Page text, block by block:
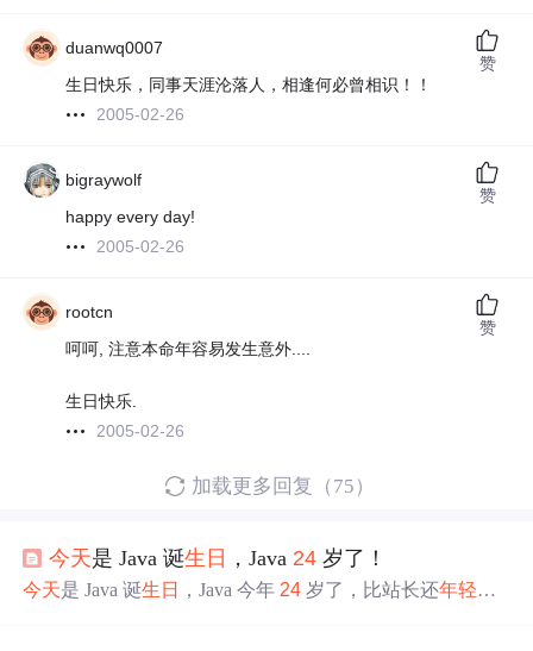
duanwq0007
生日快乐，同事天涯沦落人，相逢何必曾相识！！
2005-02-26
赞
bigraywolf
happy every day!
2005-02-26
赞
rootcn
呵呵, 注意本命年容易发生意外....
生日快乐.
2005-02-26
赞
加载更多回复（75）
今天是 Java 诞生日 ，Java 24 岁了！
今天是 Java 诞生日 ，Java 今年 24 岁了，比站长还年轻